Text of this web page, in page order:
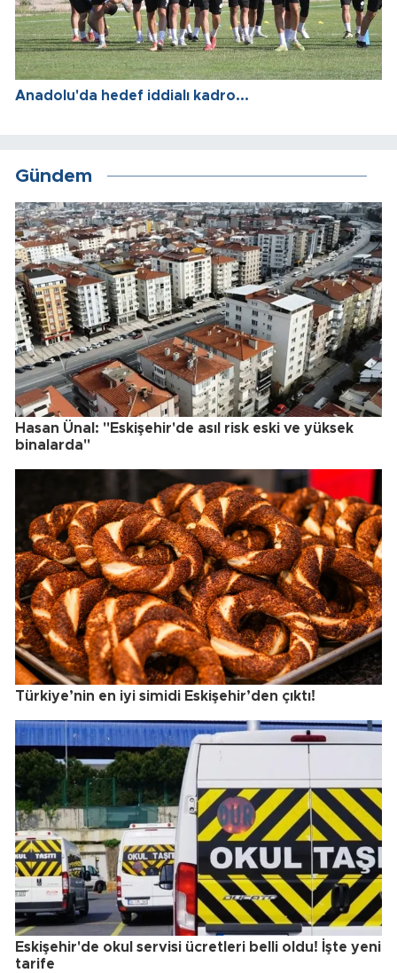
Anadolu'da hedef iddialı kadro...
Gündem
Hasan Ünal: "Eskişehir'de asıl risk eski ve yüksek
binalarda"
Türkiye’nin en iyi simidi Eskişehir’den çıktı!
Eskişehir'de okul servisi ücretleri belli oldu! İşte yeni
tarife